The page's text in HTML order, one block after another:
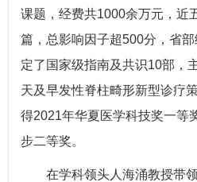
课题，经费共1000余万元，近
篇，总影响因子超500分，省
定了国家级指南及共识10部，
天及早发性脊柱畸形新型诊疗
得2021年华夏医学科技奖一等
步二等奖。
在学科领头人海涌教授带领